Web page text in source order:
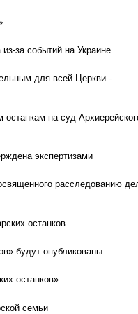
за событий на Украине
для всей Церкви -
на суд
экспертизами
расследованию
останков
будут опубликованы
останков»
семьи